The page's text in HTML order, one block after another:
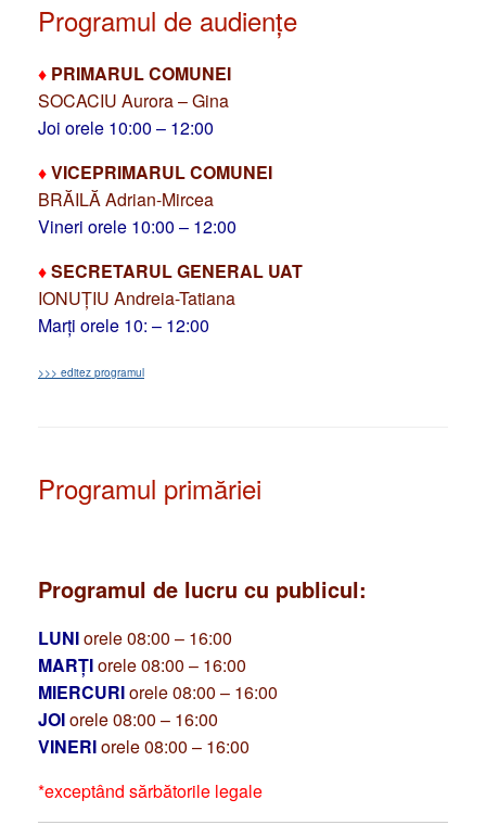
Programul de audiențe
♦ PRIMARUL COMUNEI
SOCACIU Aurora – Gina
Joi orele 10:00 – 12:00
♦VICEPRIMARUL COMUNEI
BRĂILĂ Adrian-Mircea
Vineri orele 10:00 – 12:00
♦SECRETARUL GENERAL UAT
IONUȚIU Andreia-Tatiana
Marți orele 10: – 12:00
>>> editez programul
Programul primăriei
Programul de lucru cu publicul:
LUNIorele 08:00 – 16:00
MARȚIorele 08:00 – 16:00
MIERCURIorele 08:00 – 16:00
JOIorele 08:00 – 16:00
VINERIorele 08:00 – 16:00
*exceptând sărbătorile legale